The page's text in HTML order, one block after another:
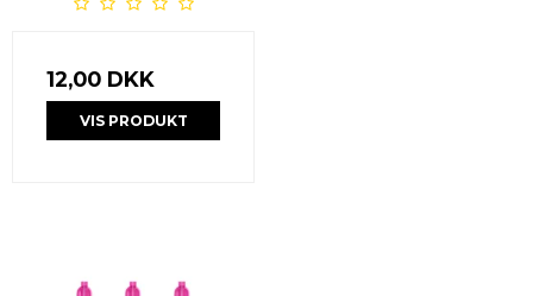
12,00 DKK
VIS PRODUKT